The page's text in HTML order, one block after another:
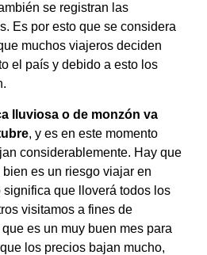
se registran las
Es por esto que se considera
muchos viajeros deciden
el país y debido a esto los
lluviosa o de monzón va
, y es en este momento
considerablemente. Hay que
es un riesgo viajar en
significa que lloverá todos los
visitamos a fines de
es un muy buen mes para
los precios bajan mucho,